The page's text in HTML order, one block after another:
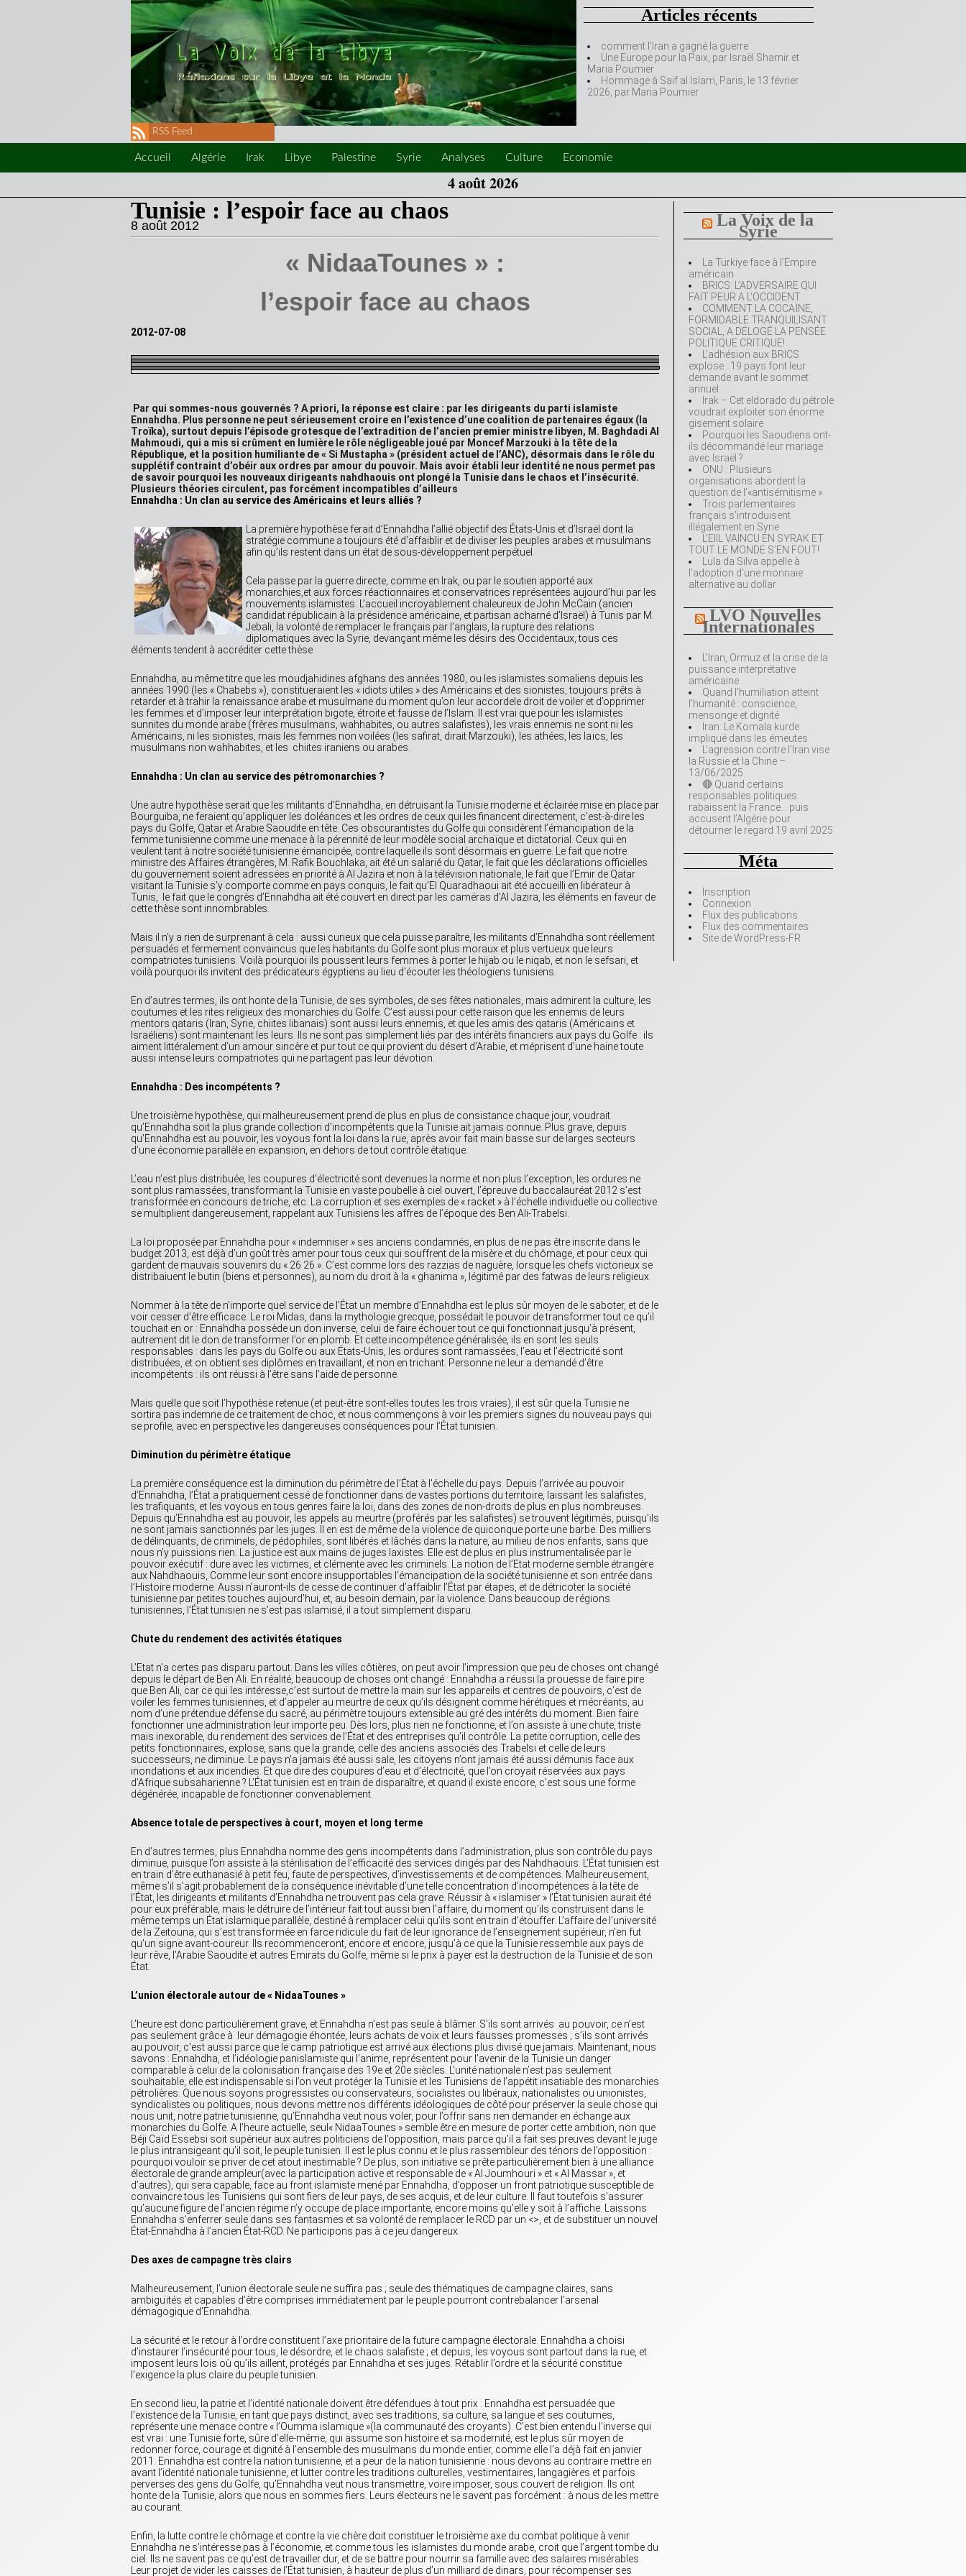
Articles récents
comment l’Iran a gagné la guerre
Une Europe pour la Paix, par Israël Shamir et
Maria Poumier
Hommage à Saif al Islam, Paris, le 13 février
2026, par Maria Poumier
RSS Feed
Accueil Algérie Irak Libye Palestine Syrie Analyses Culture Economie
4 août 2026
La Voix de la
Syrie
La Türkiye face à l’Empire
américain
BRICS: L’ADVERSAIRE QUI
FAIT PEUR A L’OCCIDENT
COMMENT LA COCAÏNE,
FORMIDABLE TRANQUILISANT
SOCIAL, A DÉLOGÉ LA PENSÉE
POLITIQUE CRITIQUE!
L’adhésion aux BRICS
explose : 19 pays font leur
demande avant le sommet
annuel
Irak – Cet eldorado du pétrole
voudrait exploiter son énorme
gisement solaire
Pourquoi les Saoudiens ont-
ils décommandé leur mariage
avec Israël ?
ONU : Plusieurs
organisations abordent la
question de l’«antisémitisme »
Trois parlementaires
français s’introduisent
illégalement en Syrie
L’EIIL VAINCU EN SYRAK ET
TOUT LE MONDE S’EN FOUT!
Lula da Silva appelle à
l’adoption d’une monnaie
alternative au dollar
LVO Nouvelles
Internationales
L’Iran, Ormuz et la crise de la
puissance interprétative
américaine
Quand l’humiliation atteint
l’humanité : conscience,
mensonge et dignité
Iran: Le Komala kurde
impliqué dans les émeutes
L’agression contre l’Iran vise
la Russie et la Chine –
13/06/2025
🔴 Quand certains
responsables politiques
rabaissent la France… puis
accusent l’Algérie pour
détourner le regard 19 avril 2025
Méta
Inscription
Connexion
Flux des publications
Flux des commentaires
Site de WordPress-FR
Tunisie : l’espoir face au chaos
8 août 2012
« NidaaTounes » :
l’espoir face au chaos
2012-07-08
Par qui sommes-nous gouvernés ? A priori, la réponse est claire : par les dirigeants du parti islamiste
Ennahdha. Plus personne ne peut sérieusement croire en l’existence d’une coalition de partenaires égaux (la
Troïka), surtout depuis l’épisode grotesque de l’extradition de l’ancien premier ministre libyen, M. Baghdadi Al
Mahmoudi, qui a mis si crûment en lumière le rôle négligeable joué par Moncef Marzouki à la tête de la
République, et la position humiliante de « Si Mustapha » (président actuel de l’ANC), désormais dans le rôle du
supplétif contraint d’obéir aux ordres par amour du pouvoir. Mais avoir établi leur identité ne nous permet pas
de savoir pourquoi les nouveaux dirigeants nahdhaouis ont plongé la Tunisie dans le chaos et l’insécurité.
Plusieurs théories circulent, pas forcément incompatibles d’ailleurs
Ennahdha : Un clan au service des Américains et leurs alliés ?
La première hypothèse ferait d’Ennahdha l’allié objectif des États-Unis et d’Israël dont la
stratégie commune a toujours été d’affaiblir et de diviser les peuples arabes et musulmans
afin qu’ils restent dans un état de sous-développement perpétuel.
Cela passe par la guerre directe, comme en Irak, ou par le soutien apporté aux
monarchies,et aux forces réactionnaires et conservatrices représentées aujourd’hui par les
mouvements islamistes. L’accueil incroyablement chaleureux de John McCain (ancien
candidat républicain à la présidence américaine, et partisan acharné d’Israël) à Tunis par M.
Jebali, la volonté de remplacer le français par l’anglais, la rupture des relations
diplomatiques avec la Syrie, devançant même les désirs des Occidentaux, tous ces
éléments tendent à accréditer cette thèse.
Ennahdha, au même titre que les moudjahidines afghans des années 1980, ou les islamistes somaliens depuis les
années 1990 (les « Chabebs »), constitueraient les « idiots utiles » des Américains et des sionistes, toujours prêts à
retarder et à trahir la renaissance arabe et musulmane du moment qu’on leur accordele droit de voiler et d’opprimer
les femmes et d’imposer leur interprétation bigote, étroite et fausse de l’Islam. Il est vrai que pour les islamistes
sunnites du monde arabe (frères musulmans, wahhabites, ou autres salafistes), les vrais ennemis ne sont ni les
Américains, ni les sionistes, mais les femmes non voilées (les safirat, dirait Marzouki), les athées, les laïcs, les
musulmans non wahhabites, et les chiites iraniens ou arabes.
Ennahdha : Un clan au service des pétromonarchies ?
Une autre hypothèse serait que les militants d’Ennahdha, en détruisant la Tunisie moderne et éclairée mise en place par
Bourguiba, ne feraient qu’appliquer les doléances et les ordres de ceux qui les financent directement, c’est-à-dire les
pays du Golfe, Qatar et Arabie Saoudite en tête. Ces obscurantistes du Golfe qui considèrent l’émancipation de la
femme tunisienne comme une menace à la pérennité de leur modèle social archaïque et dictatorial. Ceux qui en
veulent tant à notre société tunisienne émancipée, contre laquelle ils sont désormais en guerre. Le fait que notre
ministre des Affaires étrangères, M. Rafik Bouchlaka, ait été un salarié du Qatar, le fait que les déclarations officielles
du gouvernement soient adressées en priorité à Al Jazira et non à la télévision nationale, le fait que l’Emir de Qatar
visitant la Tunisie s’y comporte comme en pays conquis, le fait qu’El Quaradhaoui ait été accueilli en libérateur à
Tunis, le fait que le congrès d’Ennahdha ait été couvert en direct par les caméras d’Al Jazira, les éléments en faveur de
cette thèse sont innombrables.
Mais il n’y a rien de surprenant à cela : aussi curieux que cela puisse paraître, les militants d’Ennahdha sont réellement
persuadés et fermement convaincus que les habitants du Golfe sont plus moraux et plus vertueux que leurs
compatriotes tunisiens. Voilà pourquoi ils poussent leurs femmes à porter le hijab ou le niqab, et non le sefsari, et
voilà pourquoi ils invitent des prédicateurs égyptiens au lieu d’écouter les théologiens tunisiens.
En d’autres termes, ils ont honte de la Tunisie, de ses symboles, de ses fêtes nationales, mais admirent la culture, les
coutumes et les rites religieux des monarchies du Golfe. C’est aussi pour cette raison que les ennemis de leurs
mentors qataris (Iran, Syrie, chiites libanais) sont aussi leurs ennemis, et que les amis des qataris (Américains et
Israéliens) sont maintenant les leurs. Ils ne sont pas simplement liés par des intérêts financiers aux pays du Golfe : ils
aiment littéralement d’un amour sincère et pur tout ce qui provient du désert d’Arabie, et méprisent d’une haine toute
aussi intense leurs compatriotes qui ne partagent pas leur dévotion.
Ennahdha : Des incompétents ?
Une troisième hypothèse, qui malheureusement prend de plus en plus de consistance chaque jour, voudrait
qu’Ennahdha soit la plus grande collection d’incompétents que la Tunisie ait jamais connue. Plus grave, depuis
qu’Ennahdha est au pouvoir, les voyous font la loi dans la rue, après avoir fait main basse sur de larges secteurs
d’une économie parallèle en expansion, en dehors de tout contrôle étatique.
L’eau n’est plus distribuée, les coupures d’électricité sont devenues la norme et non plus l’exception, les ordures ne
sont plus ramassées, transformant la Tunisie en vaste poubelle à ciel ouvert, l’épreuve du baccalauréat 2012 s’est
transformée en concours de triche, etc. La corruption et ses exemples de « racket » à l’échelle individuelle ou collective
se multiplient dangereusement, rappelant aux Tunisiens les affres de l’époque des Ben Ali-Trabelsi.
La loi proposée par Ennahdha pour « indemniser » ses anciens condamnés, en plus de ne pas être inscrite dans le
budget 2013, est déjà d’un goût très amer pour tous ceux qui souffrent de la misère et du chômage, et pour ceux qui
gardent de mauvais souvenirs du « 26 26 ». C’est comme lors des razzias de naguère, lorsque les chefs victorieux se
distribaiuent le butin (biens et personnes), au nom du droit à la « ghanima », légitimé par des fatwas de leurs religieux.
Nommer à la tête de n’importe quel service de l’État un membre d’Ennahdha est le plus sûr moyen de le saboter, et de le
voir cesser d’être efficace. Le roi Midas, dans la mythologie grecque, possédait le pouvoir de transformer tout ce qu’il
touchait en or : Ennahdha possède un don inverse, celui de faire échouer tout ce qui fonctionnait jusqu’à présent,
autrement dit le don de transformer l’or en plomb. Et cette incompétence généralisée, ils en sont les seuls
responsables : dans les pays du Golfe ou aux États-Unis, les ordures sont ramassées, l’eau et l’électricité sont
distribuées, et on obtient ses diplômes en travaillant, et non en trichant. Personne ne leur a demandé d’être
incompétents : ils ont réussi à l’être sans l’aide de personne.
Mais quelle que soit l’hypothèse retenue (et peut-être sont-elles toutes les trois vraies), il est sûr que la Tunisie ne
sortira pas indemne de ce traitement de choc, et nous commençons à voir les premiers signes du nouveau pays qui
se profile, avec en perspective les dangereuses conséquences pour l’État tunisien.
Diminution du périmètre étatique
La première conséquence est la diminution du périmètre de l’État à l’échelle du pays. Depuis l’arrivée au pouvoir
d’Ennahdha, l’État a pratiquement cessé de fonctionner dans de vastes portions du territoire, laissant les salafistes,
les trafiquants, et les voyous en tous genres faire la loi, dans des zones de non-droits de plus en plus nombreuses.
Depuis qu’Ennahdha est au pouvoir, les appels au meurtre (proférés par les salafistes) se trouvent légitimés, puisqu’ils
ne sont jamais sanctionnés par les juges. Il en est de même de la violence de quiconque porte une barbe. Des milliers
de délinquants, de criminels, de pédophiles, sont libérés et lâchés dans la nature, au milieu de nos enfants, sans que
nous n’y puissions rien. La justice est aux mains de juges laxistes. Elle est de plus en plus instrumentalisée par le
pouvoir exécutif : dure avec les victimes, et clémente avec les criminels. La notion de l’Etat moderne semble étrangère
aux Nahdhaouis, Comme leur sont encore insupportables l’émancipation de la société tunisienne et son entrée dans
l’Histoire moderne. Aussi n’auront-ils de cesse de continuer d’affaiblir l’État par étapes, et de détricoter la société
tunisienne par petites touches aujourd’hui, et, au besoin demain, par la violence. Dans beaucoup de régions
tunisiennes, l’État tunisien ne s’est pas islamisé, il a tout simplement disparu.
Chute du rendement des activités étatiques
L’Etat n’a certes pas disparu partout. Dans les villes côtières, on peut avoir l’impression que peu de choses ont changé
depuis le départ de Ben Ali. En réalité, beaucoup de choses ont changé : Ennahdha a réussi la prouesse de faire pire
que Ben Ali, car ce qui les intéresse,c’est surtout de mettre la main sur les appareils et centres de pouvoirs, c’est de
voiler les femmes tunisiennes, et d’appeler au meurtre de ceux qu’ils désignent comme hérétiques et mécréants, au
nom d’une prétendue défense du sacré, au périmètre toujours extensible au gré des intérêts du moment. Bien faire
fonctionner une administration leur importe peu. Dès lors, plus rien ne fonctionne, et l’on assiste à une chute, triste
mais inexorable, du rendement des services de l’État et des entreprises qu’il contrôle. La petite corruption, celle des
petits fonctionnaires, explose, sans que la grande, celle des anciens associés des Trabelsi et celle de leurs
successeurs, ne diminue. Le pays n’a jamais été aussi sale, les citoyens n’ont jamais été aussi démunis face aux
inondations et aux incendies. Et que dire des coupures d’eau et d’électricité, que l’on croyait réservées aux pays
d’Afrique subsaharienne ? L’État tunisien est en train de disparaître, et quand il existe encore, c’est sous une forme
dégénérée, incapable de fonctionner convenablement.
Absence totale de perspectives à court, moyen et long terme
En d’autres termes, plus Ennahdha nomme des gens incompétents dans l’administration, plus son contrôle du pays
diminue, puisque l’on assiste à la stérilisation de l’efficacité des services dirigés par des Nahdhaouis. L’État tunisien est
en train d’être euthanasié à petit feu, faute de perspectives, d’investissements et de compétences. Malheureusement,
même s’il s’agit probablement de la conséquence inévitable d’une telle concentration d’incompétences à la tête de
l’État, les dirigeants et militants d’Ennahdha ne trouvent pas cela grave. Réussir à « islamiser » l’État tunisien aurait été
pour eux préférable, mais le détruire de l’intérieur fait tout aussi bien l’affaire, du moment qu’ils construisent dans le
même temps un État islamique parallèle, destiné à remplacer celui qu’ils sont en train d’étouffer. L’affaire de l’université
de la Zeitouna, qui s’est transformée en farce ridicule du fait de leur ignorance de l’enseignement supérieur, n’en fut
qu’un signe avant-coureur. Ils recommenceront, encore et encore, jusqu’à ce que la Tunisie ressemble aux pays de
leur rêve, l’Arabie Saoudite et autres Emirats du Golfe, même si le prix à payer est la destruction de la Tunisie et de son
État.
L’union électorale autour de « NidaaTounes »
L’heure est donc particulièrement grave, et Ennahdha n’est pas seule à blâmer. S’ils sont arrivés au pouvoir, ce n’est
pas seulement grâce à leur démagogie éhontée, leurs achats de voix et leurs fausses promesses ; s’ils sont arrivés
au pouvoir, c’est aussi parce que le camp patriotique est arrivé aux élections plus divisé que jamais. Maintenant, nous
savons : Ennahdha, et l’idéologie panislamiste qui l’anime, représentent pour l’avenir de la Tunisie un danger
comparable à celui de la colonisation française des 19e et 20e siècles. L’unité nationale n’est pas seulement
souhaitable, elle est indispensable si l’on veut protéger la Tunisie et les Tunisiens de l’appétit insatiable des monarchies
pétrolières. Que nous soyons progressistes ou conservateurs, socialistes ou libéraux, nationalistes ou unionistes,
syndicalistes ou politiques, nous devons mettre nos différents idéologiques de côté pour préserver la seule chose qui
nous unit, notre patrie tunisienne, qu’Ennahdha veut nous voler, pour l’offrir sans rien demander en échange aux
monarchies du Golfe. A l’heure actuelle, seul« NidaaTounes » semble être en mesure de porter cette ambition, non que
Béji Caïd Essebsi soit supérieur aux autres politiciens de l’opposition, mais parce qu’il a fait ses preuves devant le juge
le plus intransigeant qu’il soit, le peuple tunisien. Il est le plus connu et le plus rassembleur des ténors de l’opposition :
pourquoi vouloir se priver de cet atout inestimable ? De plus, son initiative se prête particulièrement bien à une alliance
électorale de grande ampleur(avec la participation active et responsable de « Al Joumhouri » et « Al Massar », et
d’autres), qui sera capable, face au front islamiste mené par Ennahdha, d’opposer un front patriotique susceptible de
convaincre tous les Tunisiens qui sont fiers de leur pays, de ses acquis, et de leur culture. Il faut toutefois s’assurer
qu’aucune figure de l’ancien régime n’y occupe de place importante, encore moins qu’elle y soit à l’affiche. Laissons
Ennahdha s’enferrer seule dans ses fantasmes et sa volonté de remplacer le RCD par un <>, et de substituer un nouvel
État-Ennahdha à l’ancien État-RCD. Ne participons pas à ce jeu dangereux.
Des axes de campagne très clairs
Malheureusement, l’union électorale seule ne suffira pas ; seule des thématiques de campagne claires, sans
ambiguïtés et capables d’être comprises immédiatement par le peuple pourront contrebalancer l’arsenal
démagogique d’Ennahdha.
La sécurité et le retour à l’ordre constituent l’axe prioritaire de la future campagne électorale. Ennahdha a choisi
d’instaurer l’insécurité pour tous, le désordre, et le chaos salafiste ; et depuis, les voyous sont partout dans la rue, et
imposent leurs lois où qu’ils aillent, protégés par Ennahdha et ses juges. Rétablir l’ordre et la sécurité constitue
l’exigence la plus claire du peuple tunisien.
En second lieu, la patrie et l’identité nationale doivent être défendues à tout prix : Ennahdha est persuadée que
l’existence de la Tunisie, en tant que pays distinct, avec ses traditions, sa culture, sa langue et ses coutumes,
représente une menace contre « l’Oumma islamique »(la communauté des croyants). C’est bien entendu l’inverse qui
est vrai : une Tunisie forte, sûre d’elle-même, qui assume son histoire et sa modernité, est le plus sûr moyen de
redonner force, courage et dignité à l’ensemble des musulmans du monde entier, comme elle l’a déjà fait en janvier
2011. Ennahdha est contre la nation tunisienne, et a peur de la nation tunisienne : nous devons au contraire mettre en
avant l’identité nationale tunisienne, et lutter contre les traditions culturelles, vestimentaires, langagières et parfois
perverses des gens du Golfe, qu’Ennahdha veut nous transmettre, voire imposer, sous couvert de religion. Ils ont
honte de la Tunisie, alors que nous en sommes fiers. Leurs électeurs ne le savent pas forcément : à nous de les mettre
au courant.
Enfin, la lutte contre le chômage et contre la vie chère doit constituer le troisième axe du combat politique à venir.
Ennahdha ne s’intéresse pas à l’économie, et comme tous les islamistes du monde arabe, croit que l’argent tombe du
ciel. Ils ne savent pas ce qu’est de travailler dur, et de se battre pour nourrir sa famille avec des salaires misérables.
Leur projet de vider les caisses de l’État tunisien, à hauteur de plus d’un milliard de dinars, pour récompenser ses